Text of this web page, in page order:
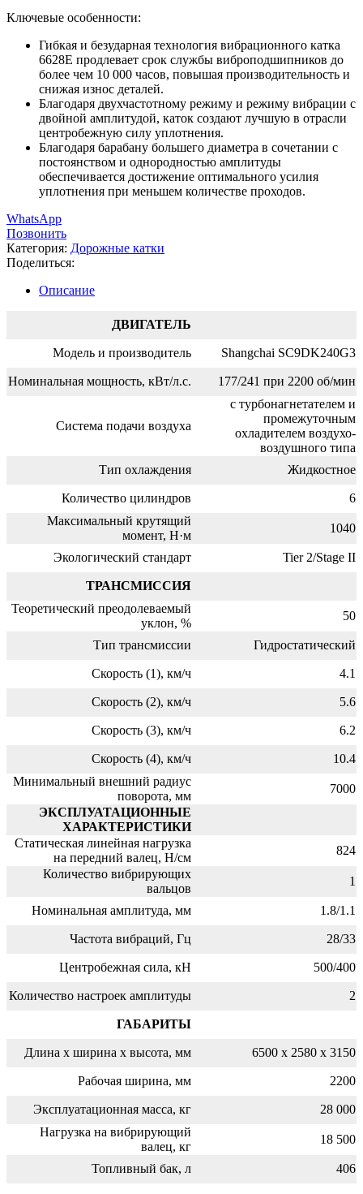
Ключевые особенности:
Гибкая и безударная технология вибрационного катка
6628E продлевает срок службы виброподшипников до
более чем 10 000 часов, повышая производительность и
снижая износ деталей.
Благодаря двухчастотному режиму и режиму вибрации с
двойной амплитудой, каток создают лучшую в отрасли
центробежную силу уплотнения.
Благодаря барабану большего диаметра в сочетании с
постоянством и однородностью амплитуды
обеспечивается достижение оптимального усилия
уплотнения при меньшем количестве проходов.
WhatsApp
Позвонить
Категория: Дорожные катки
Поделиться:
Описание
ДВИГАТЕЛЬ
Модель и производитель Shangchai SC9DK240G3
Номинальная мощность, кВт/л.с. 177/241 при 2200 об/мин
Система подачи воздуха
с турбонагнетателем и
промежуточным
охладителем воздухо-
воздушного типа
Тип охлаждения
Жидкостное
Количество цилиндров
6
Максимальный крутящий
момент, Н·м
1040
Экологический стандарт Tier 2/Stage II
ТРАНСМИССИЯ
Теоретический преодолеваемый
уклон, %
50
Тип трансмиссии Гидростатический
Скорость (1), км/ч 4.1
Скорость (2), км/ч 5.6
Скорость (3), км/ч 6.2
Скорость (4), км/ч
10.4
Минимальный внешний радиус
поворота, мм
7000
ЭКСПЛУАТАЦИОННЫЕ
ХАРАКТЕРИСТИКИ
Статическая линейная нагрузка
на передний валец, H/см
824
Количество вибрирующих
вальцов
1
Номинальная амплитуда, мм 1.8/1.1
Частота вибраций, Гц 28/33
Центробежная сила, кН 500/400
Количество настроек амплитуды 2
ГАБАРИТЫ
Длина x ширина x высота, мм 6500 x 2580 x 3150
Рабочая ширина, мм 2200
Эксплуатационная масса, кг
28 000
Нагрузка на вибрирующий
валец, кг
18 500
Топливный бак, л 406